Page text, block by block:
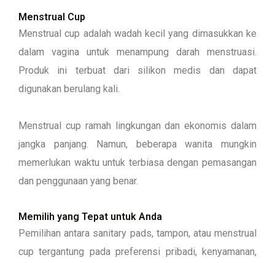
Menstrual Cup
Menstrual cup adalah wadah kecil yang dimasukkan ke
dalam vagina untuk menampung darah menstruasi.
Produk ini terbuat dari silikon medis dan dapat
digunakan berulang kali.
Menstrual cup ramah lingkungan dan ekonomis dalam
jangka panjang. Namun, beberapa wanita mungkin
memerlukan waktu untuk terbiasa dengan pemasangan
dan penggunaan yang benar.
Memilih yang Tepat untuk Anda
Pemilihan antara sanitary pads, tampon, atau menstrual
cup tergantung pada preferensi pribadi, kenyamanan,